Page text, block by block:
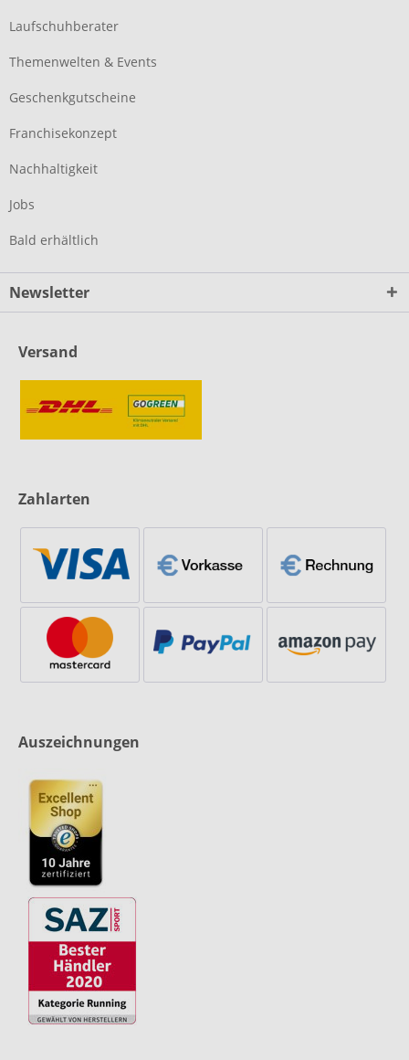
Laufschuhberater
Themenwelten & Events
Geschenkgutscheine
Franchisekonzept
Nachhaltigkeit
Jobs
Bald erhältlich
Newsletter
Versand
Zahlarten
Auszeichnungen